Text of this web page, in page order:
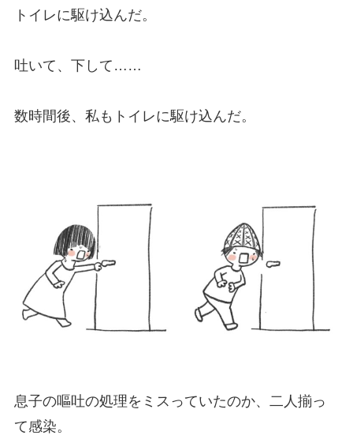
トイレに駆け込んだ。
吐いて、下して……
数時間後、私もトイレに駆け込んだ。
息子の嘔吐の処理をミスっていたのか、二人揃っ
て感染。